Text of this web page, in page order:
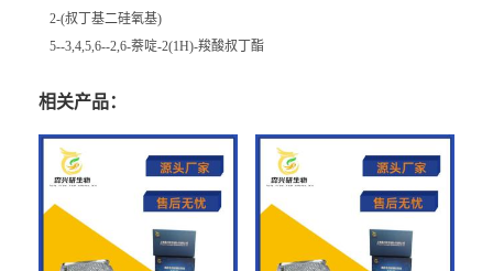
2-(叔丁基二硅氧基)
5--3,4,5,6--2,6-萘啶-2(1H)-羧酸叔丁酯
相关产品：